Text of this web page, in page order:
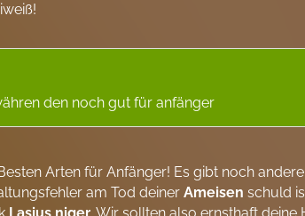
den noch gut für anfänger
Arten für Anfänger! Es gibt noch
am Tod deinerAmeisen schuld